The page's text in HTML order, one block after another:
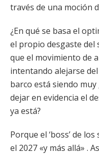
través de una moción
¿En qué se basa el
el propio desgaste del
que el movimiento de
intentando alejarse
barco está siendo
dejar en evidencia el
ya está?
Porque el ‘boss’ de
el 2027 «y más allá» .